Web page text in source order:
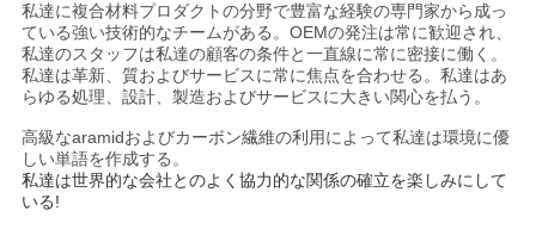
私達に複合材料プロダクトの分野で豊富な経験の専門家から成っ
ている強い技術的なチームがある。OEMの発注は常に歓迎され、
私達のスタッフは私達の顧客の条件と一直線に常に密接に働く。
私達は革新、質およびサービスに常に焦点を合わせる。私達はあ
らゆる処理、設計、製造およびサービスに大きい関心を払う。
高級なaramidおよびカーボン繊維の利用によって私達は環境に優
しい単語を作成する。
私達は世界的な会社とのよく協力的な関係の確立を楽しみにして
いる!